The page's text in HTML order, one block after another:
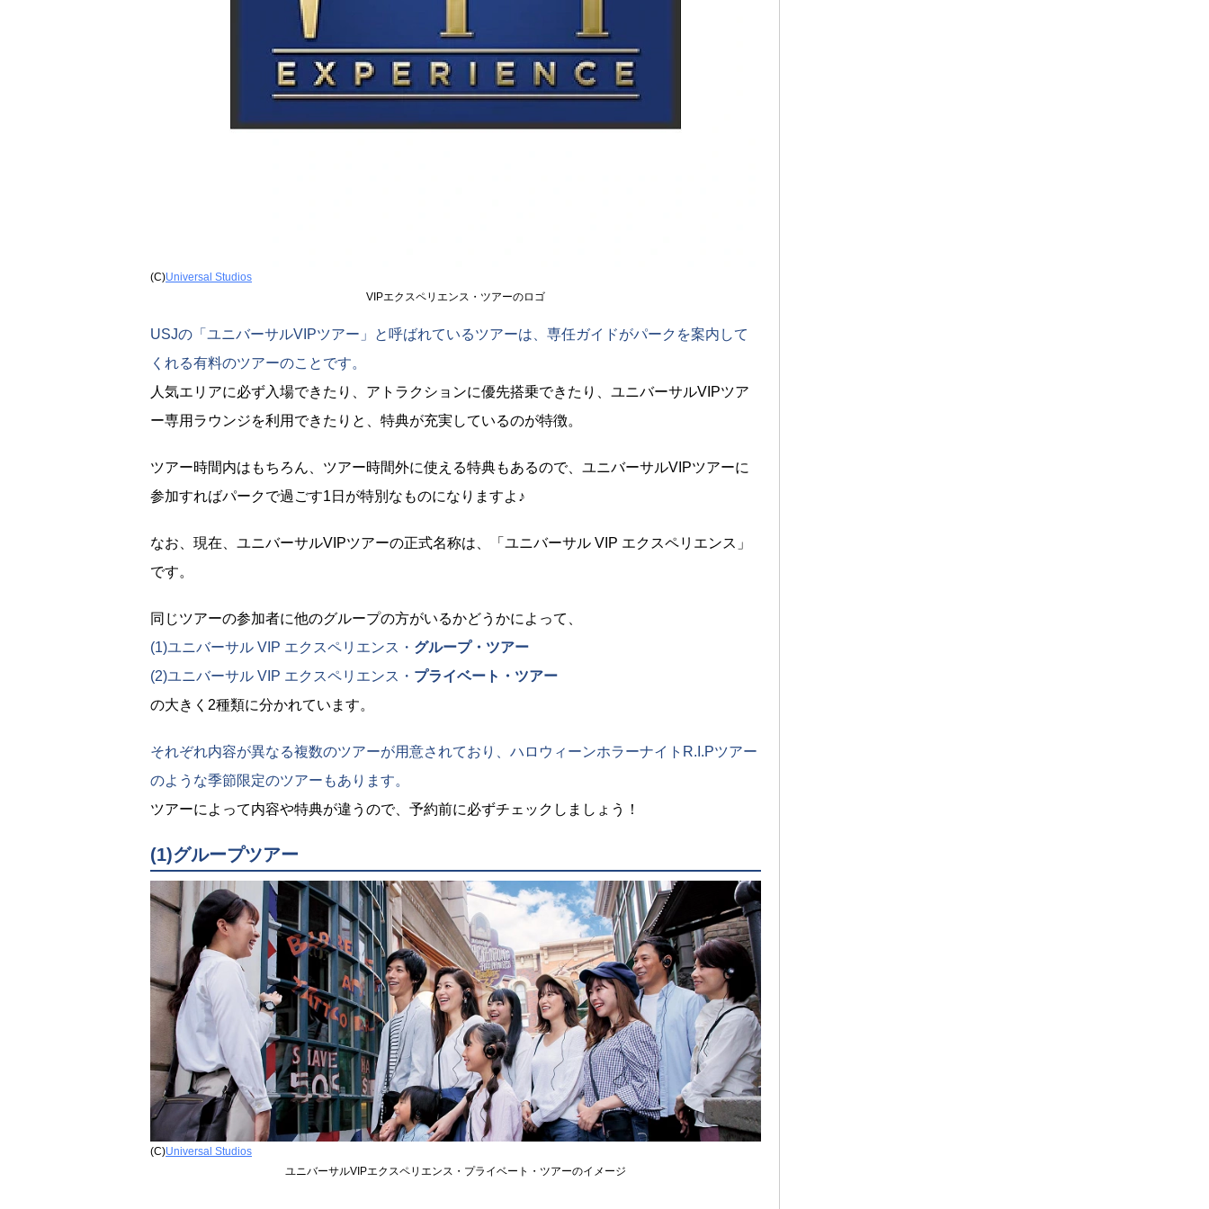
(C)Universal Studios
VIPエクスペリエンス・ツアーのロゴ
USJの「ユニバーサルVIPツアー」と呼ばれているツアーは、専任ガイドがパークを案内して
くれる有料のツアーのことです。
人気エリアに必ず入場できたり、アトラクションに優先搭乗できたり、ユニバーサルVIPツア
ー専用ラウンジを利用できたりと、特典が充実しているのが特徴。
ツアー時間内はもちろん、ツアー時間外に使える特典もあるので、ユニバーサルVIPツアーに
参加すればパークで過ごす1日が特別なものになりますよ♪
なお、現在、ユニバーサルVIPツアーの正式名称は、「ユニバーサル VIP エクスペリエンス」
です。
同じツアーの参加者に他のグループの方がいるかどうかによって、
(1)ユニバーサル VIP エクスペリエンス・ グループ・ツアー
(2)ユニバーサル VIP エクスペリエンス・ プライベート・ツアー
の大きく2種類に分かれています。
それぞれ内容が異なる複数のツアーが用意されており、ハロウィーンホラーナイトR.I.Pツアー
のような季節限定のツアーもあります。
ツアーによって内容や特典が違うので、予約前に必ずチェックしましょう！
(1)グループツアー
(C)Universal Studios
ユニバーサルVIPエクスペリエンス・プライベート・ツアーのイメージ